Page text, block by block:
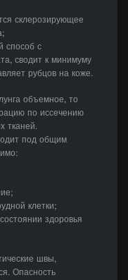
склерозирующее
способ с
сводит к минимуму
рубцов на коже.
объемное, то
по иссечению
тканей.
под общим
клетки;
здоровья
швы,
Опасность